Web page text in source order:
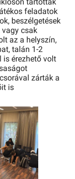
feladatok
beszélgetések
vagy csak
az a helyszín,
talán 1-2
is érezhető volt
zárták a
is